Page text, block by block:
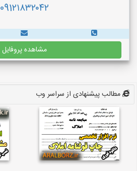
091۲۱۸۳۲۰۴۲
مشاهده پروفایل
مطالب پیشنهادی از سراسر وب